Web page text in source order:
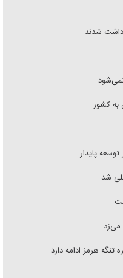
پایدار
شد
می‌زد
تنگه هرمز ادامه دارد